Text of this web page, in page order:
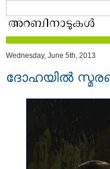
Wednesday, June 5th, 2013
ദോഹയിൽ